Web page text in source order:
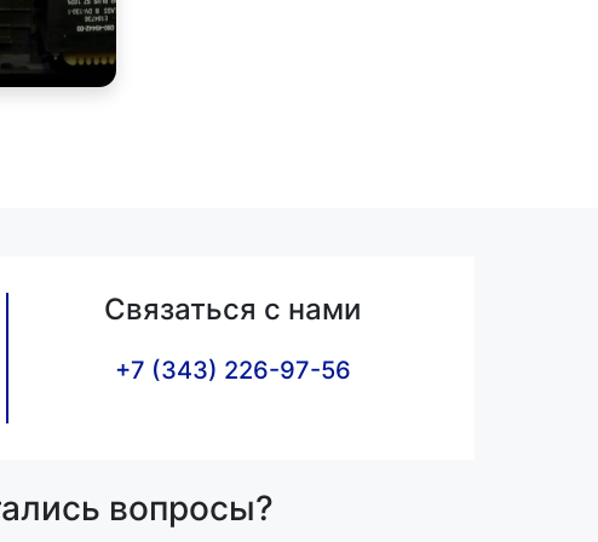
Связаться с нами
+7 (343) 226-97-56
вопросы?